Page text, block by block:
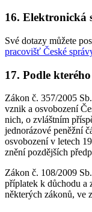
16. Elektronická
Své dotazy můžete
pracovišť České
17. Podle
Zákon č. 357/2005
vznik a osvobození
nich, o zvláštním
jednorázové peněžní
osvobození v letech
znění pozdějších
Zákon č. 108/2009
příplatek k důchodu a
některých zákonů, ve